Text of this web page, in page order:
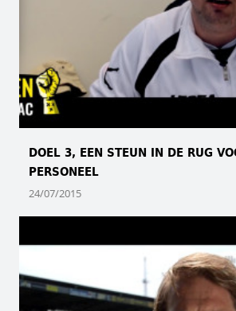
DOEL 3, EEN STEUN IN DE RUG
PERSONEEL
24/07/2015